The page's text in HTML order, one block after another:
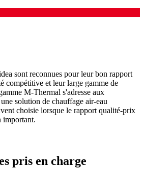
sont reconnues pour leur bon rapport
compétitive et leur large gamme de
M-Thermal s'adresse aux
solution de chauffage air-eau
choisie lorsque le rapport qualité-prix
important.
pris en charge